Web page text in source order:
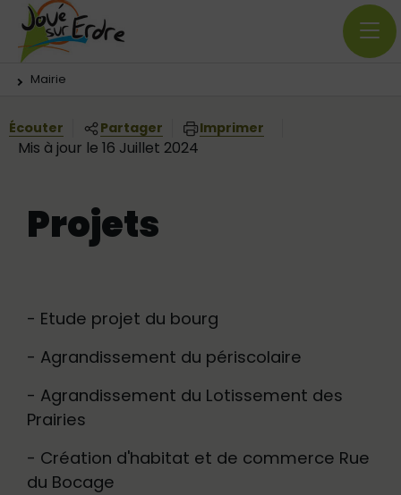
Panneau de gestion des cookies
Menu principal
Contenus
Vous êtes ici:
Mairie
Écouter Partager Imprimer
Mis à jour le 16 Juillet 2024
Projets
- Etude projet du bourg
- Agrandissement du périscolaire
- Agrandissement du Lotissement des
Prairies
- Création d'habitat et de commerce Rue
du Bocage